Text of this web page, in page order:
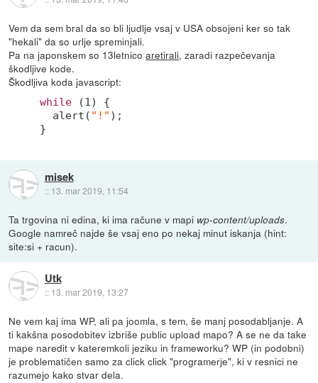
Vem da sem bral da so bli ljudlje vsaj v USA obsojeni ker so tak
"hekali" da so urlje spreminjali.
Pa na japonskem so 13letnicoaretirali, zaradi razpečevanja
škodljive kode.
Škodljiva koda javascript:
while (1) {
  alert(
"!" );
}
misek
:: 13. mar 2019, 11:54
Ta trgovina ni edina, ki ima račune v mapi wp-content/uploads.
Google namreč najde še vsaj eno po nekaj minut iskanja (hint:
site:si + racun).
Utk
:: 13. mar 2019, 13:27
Ne vem kaj ima WP, ali pa joomla, s tem, še manj posodabljanje. A
ti kakšna posodobitev izbriše public upload mapo? A se ne da take
mape naredit v kateremkoli jeziku in frameworku? WP (in podobni)
je problematičen samo za click click "programerje", ki v resnici ne
razumejo kako stvar dela.